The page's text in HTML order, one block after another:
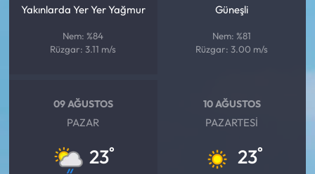
Yakınlarda Yer Yer Yağmur
Nem: %84
Rüzgar: 3.11 m/s
Güneşli
Nem: %81
Rüzgar: 3.00 m/s
09 AĞUSTOS
PAZAR
23°
10 AĞUSTOS
PAZARTESI
23°